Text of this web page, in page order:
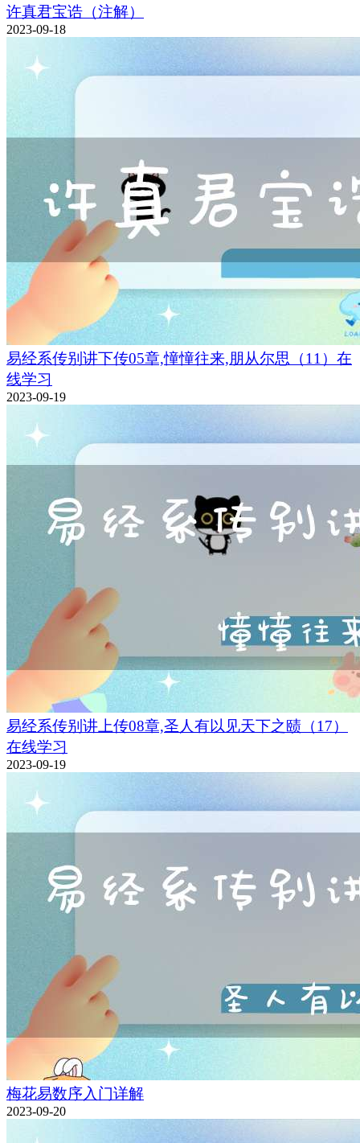
许真君宝诰（注解）
2023-09-18
易经系传别讲下传05章,憧憧往来,朋从尔思（11）在
线学习
2023-09-19
易经系传别讲上传08章,圣人有以见天下之赜（17）
在线学习
2023-09-19
梅花易数序入门详解
2023-09-20